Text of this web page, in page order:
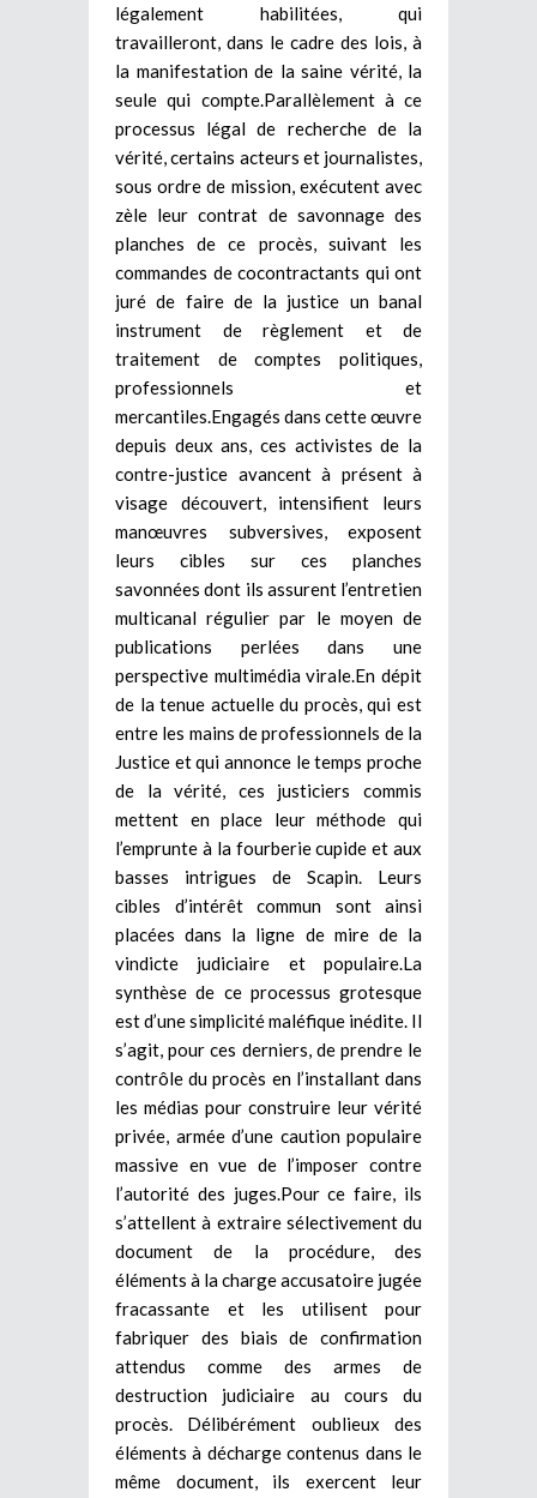
légalement habilitées, qui
travailleront, dans le cadre des lois, à
la manifestation de la saine vérité, la
seule qui compte.Parallèlement à ce
processus légal de recherche de la
vérité, certains acteurs et journalistes,
sous ordre de mission, exécutent avec
zèle leur contrat de savonnage des
planches de ce procès, suivant les
commandes de cocontractants qui ont
juré de faire de la justice un banal
instrument de règlement et de
traitement de comptes politiques,
professionnels et
mercantiles.Engagés dans cette œuvre
depuis deux ans, ces activistes de la
contre-justice avancent à présent à
visage découvert, intensifient leurs
manœuvres subversives, exposent
leurs cibles sur ces planches
savonnées dont ils assurent l’entretien
multicanal régulier par le moyen de
publications perlées dans une
perspective multimédia virale.En dépit
de la tenue actuelle du procès, qui est
entre les mains de professionnels de la
Justice et qui annonce le temps proche
de la vérité, ces justiciers commis
mettent en place leur méthode qui
l’emprunte à la fourberie cupide et aux
basses intrigues de Scapin. Leurs
cibles d’intérêt commun sont ainsi
placées dans la ligne de mire de la
vindicte judiciaire et populaire.La
synthèse de ce processus grotesque
est d’une simplicité maléfique inédite. Il
s’agit, pour ces derniers, de prendre le
contrôle du procès en l’installant dans
les médias pour construire leur vérité
privée, armée d’une caution populaire
massive en vue de l’imposer contre
l’autorité des juges.Pour ce faire, ils
s’attellent à extraire sélectivement du
document de la procédure, des
éléments à la charge accusatoire jugée
fracassante et les utilisent pour
fabriquer des biais de confirmation
attendus comme des armes de
destruction judiciaire au cours du
procès. Délibérément oublieux des
éléments à décharge contenus dans le
même document, ils exercent leur